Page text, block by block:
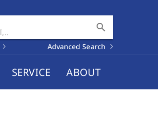
search
Advanced Search
SERVICE ABOUT